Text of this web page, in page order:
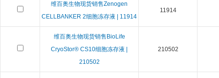
维百奥生物现货销售Zenogen
CELLBANKER 2细胞冻存液 | 11914
11914
维百奥生物现货销售BioLife
CryoStor® CS10细胞冻存液 |
210502
210502